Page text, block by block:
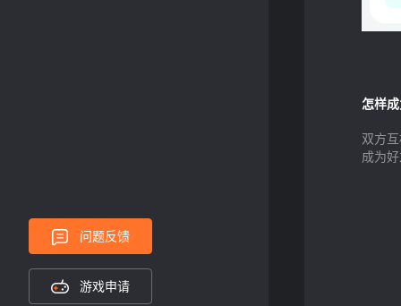
问题反馈
游戏申请
怎样
双方
成为